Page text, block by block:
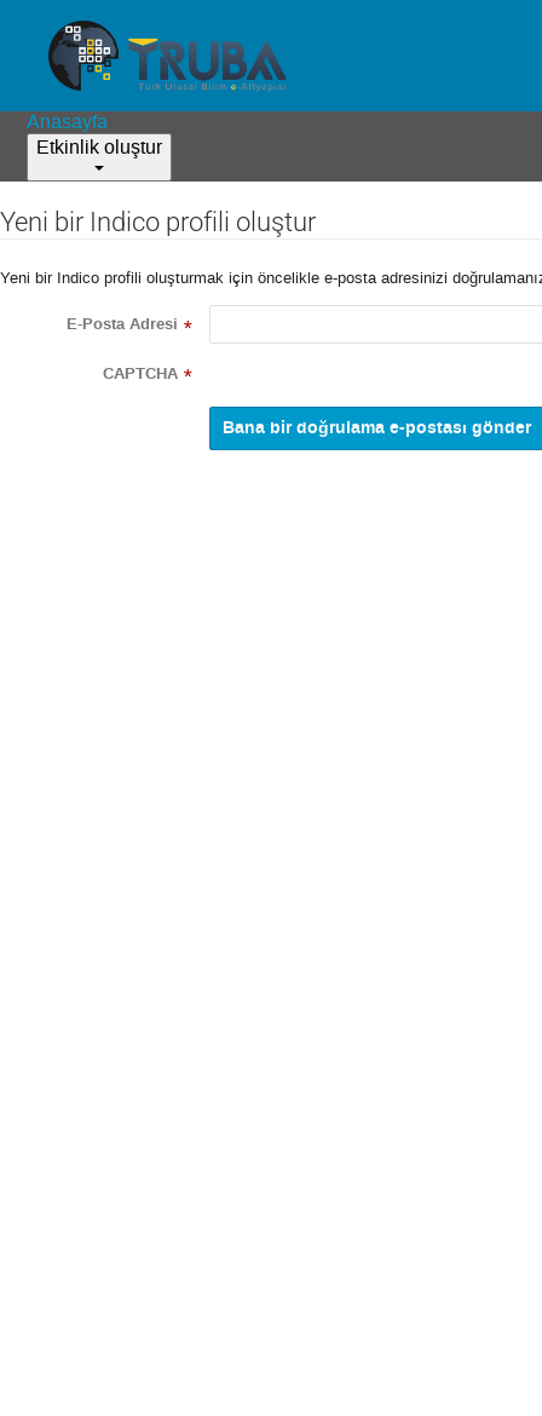
Anasayfa
Etkinlik oluştur
Yeni bir Indico profili oluştur
Yeni bir Indico profili oluşturmak için öncelikle e-posta adresinizi
E-Posta Adresi *
CAPTCHA *